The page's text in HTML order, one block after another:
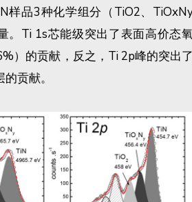
样品3种化学组分（TiO2、
。Ti 1s芯能级突出了表面高价态
）的贡献，反之，Ti 2p峰的突出
贡献。